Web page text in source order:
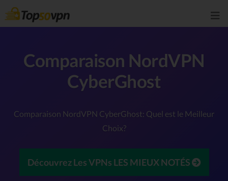
Comparaison NordVPN
CyberGhost
Comparaison NordVPN CyberGhost: Quel est le Meilleur
Choix?
Découvrez Les VPNs LES MIEUX NOTÉS